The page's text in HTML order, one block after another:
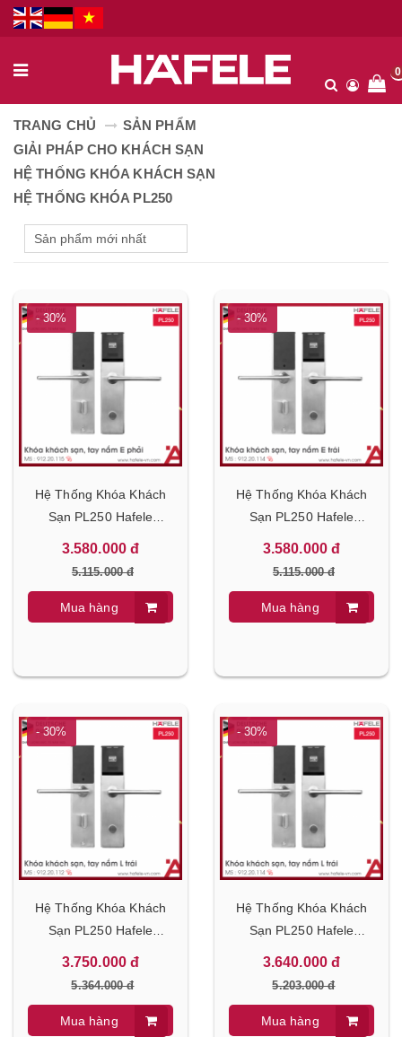
0
TRANG CHỦ
SẢN PHẨM
GIẢI PHÁP CHO KHÁCH SẠN
HỆ THỐNG KHÓA KHÁCH SẠN
HỆ THỐNG KHÓA PL250
- 30%
Hệ Thống Khóa Khách
Sạn PL250 Hafele
912.20.115
3.580.000 đ
5.115.000 đ
Mua hàng
- 30%
Hệ Thống Khóa Khách
Sạn PL250 Hafele
912.20.114
3.580.000 đ
5.115.000 đ
Mua hàng
- 30%
Hệ Thống Khóa Khách
Sạn PL250 Hafele
912.20.113
3.750.000 đ
5.364.000 đ
Mua hàng
- 30%
Hệ Thống Khóa Khách
Sạn PL250 Hafele
912.20.112
3.640.000 đ
5.203.000 đ
Mua hàng